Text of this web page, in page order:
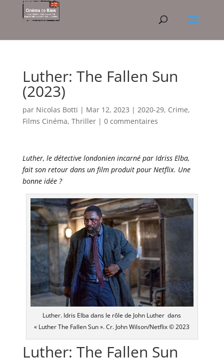
Luther: The Fallen Sun
(2023)
par Nicolas Botti | Mar 12, 2023 | 2020-29, Crime,
Films Cinéma, Thriller| 0 commentaires
Luther, le détective londonien incarné par Idriss Elba,
fait son retour dans un film produit pour Netflix. Une
bonne idée ?
Luther. Idris Elba dans le rôle de John Luther dans
« Luther The Fallen Sun ». Cr. John Wilson/Netflix © 2023
Luther: The Fallen Sun